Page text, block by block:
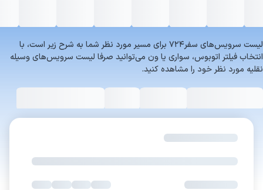
لیست سرویس‌های سفر۷۲۴ برای مسیر مورد نظر شما به شرح زیر است، با
انتخاب فیلتر اتوبوس، سواری یا ون می‌توانید صرفا لیست سرویس‌های وسیله
نقلیه مورد نظر خود را مشاهده کنید.